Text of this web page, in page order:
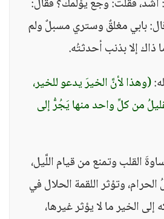
أشدُّ، فقلت: وجعٌ يؤلمك؟ فقال:
بابي مغلقٌ وستري مسبلٌ ولم
ذاك إلا بذنب أحدثتُه.
(وهذا لأنَّ الخيرَ يدعو للخير،
من كلِّ واحد منها يَجُرُّ إلى
القلب وتمنع من قيام اللَّيل،
الحرام، وتؤثر اللقمة الحلال في
الخير ما لا يؤثر غيرها،